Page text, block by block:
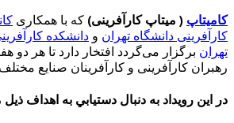
کامیتاپ ( میتاپ کارآفرینی) که با همکاری
کارآفرینی دانشگاه تهران و دانشکده
تهران برگزار می‌گردد افتخار دارد تا هر دو
رهبران کارآفرینی و کارآفرینان صنایع
در این رویداد به دنبال دستيابي به اهداف